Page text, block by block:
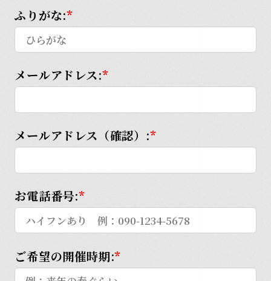
ふりがな:*
メールアドレス:*
メールアドレス（確認）:*
お電話番号:*
ご希望の開催時期:*